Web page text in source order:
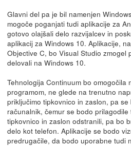
Glavni del pa je bil namenjen
mogoče poganjati tudi aplikacije za
gotovo olajšali delo razvijalcev in
aplikacij za Windows 10. Aplikacije,
Objective C, bo Visual Studio zmogel
delovali na Windows 10.
Tehnologija Continuum bo omogočila
programom, ne glede na trenutno
priključimo tipkovnico in zaslon, pa
računalnik, čemur se bodo
tipkovnico in zaslon odstranili, pa bo
delo kot telefon. Aplikacije se bodo
predrugačile, da bodo uporabne tudi